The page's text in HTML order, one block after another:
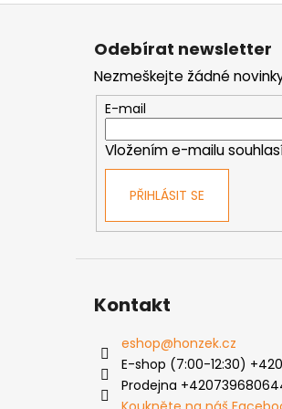
Z
Odebírat newsletter
Nezmeškejte žádné
E-mail
Vložením e-mailu
PŘIHLÁSIT SE
Kontakt
eshop@honzek.cz
E-shop (7:00-12:30)
Prodejna